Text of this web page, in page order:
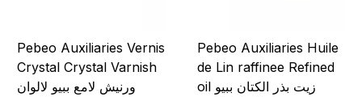
Pebeo Auxiliaries Vernis
Crystal Crystal Varnish
ورنيش لامع ببيو لالوان
Pebeo Auxiliaries Huile
de Lin raffinee Refined
oil زيت بذر الكتان ببيو